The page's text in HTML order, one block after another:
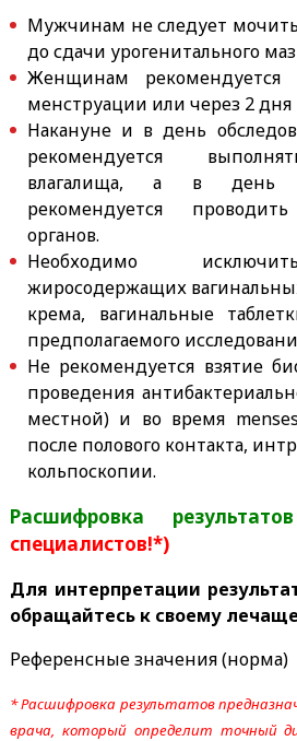
Мужчинам не следует
до сдачи урогенитального
Женщинам рекомендуется
менструации или через 2 дня
Накануне и в день
рекомендуется
влагалища, а в день
рекомендуется
органов.
Необходимо
жиросодержащих
крема, вагинальные
предполагаемого
Не рекомендуется взятие
проведения
местной) и во время
после полового контакта,
кольпоскопии.
Расшифровка
специалистов!*)
Для интерпретации
обращайтесь к своему
Референсные значения (норма)
* Расшифровка результатов
врача, который определит точный